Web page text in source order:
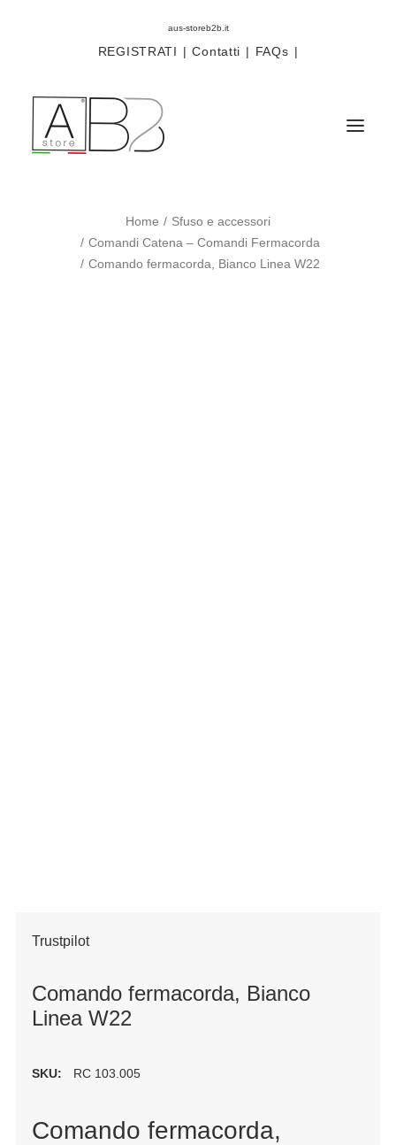
aus-storeb2b.it
REGISTRATI | Contatti | FAQs |
Home
Sfuso e accessori
Comandi Catena – Comandi Fermacorda
Comando fermacorda, Bianco Linea W22
Trustpilot
Comando fermacorda, Bianco
Linea W22
SKU: RC 103.005
Comando fermacorda,